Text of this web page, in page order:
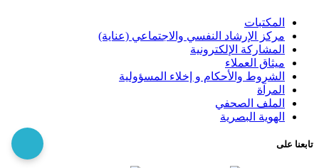
المكتبات
مركز الإرشاد النفسي والاجتماعي (عناية)
المشاركة الإلكترونية
ميثاق العملاء
الشروط والأحكام و إخلاء المسؤولية
المرآة
الملف الصحفي
الهوية البصرية
تابعنا على